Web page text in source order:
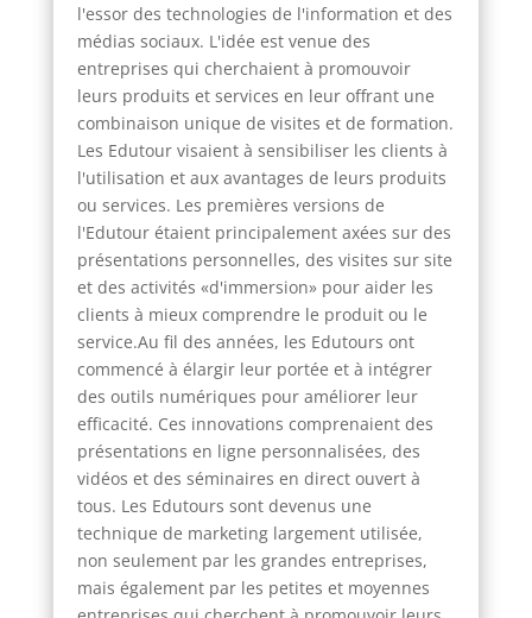
l'essor des technologies de l'information et des
médias sociaux. L'idée est venue des
entreprises qui cherchaient à promouvoir
leurs produits et services en leur offrant une
combinaison unique de visites et de formation.
Les Edutour visaient à sensibiliser les clients à
l'utilisation et aux avantages de leurs produits
ou services. Les premières versions de
l'Edutour étaient principalement axées sur des
présentations personnelles, des visites sur site
et des activités «d'immersion» pour aider les
clients à mieux comprendre le produit ou le
service.Au fil des années, les Edutours ont
commencé à élargir leur portée et à intégrer
des outils numériques pour améliorer leur
efficacité. Ces innovations comprenaient des
présentations en ligne personnalisées, des
vidéos et des séminaires en direct ouvert à
tous. Les Edutours sont devenus une
technique de marketing largement utilisée,
non seulement par les grandes entreprises,
mais également par les petites et moyennes